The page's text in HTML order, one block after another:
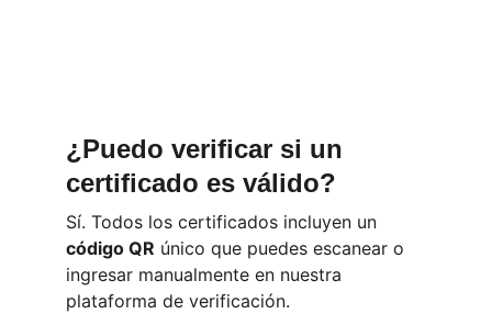
¿Puedo verificar si un
certificado es válido?
Sí. Todos los certificados incluyen un
código QR único que puedes escanear o
ingresar manualmente en nuestra
plataforma de verificación.